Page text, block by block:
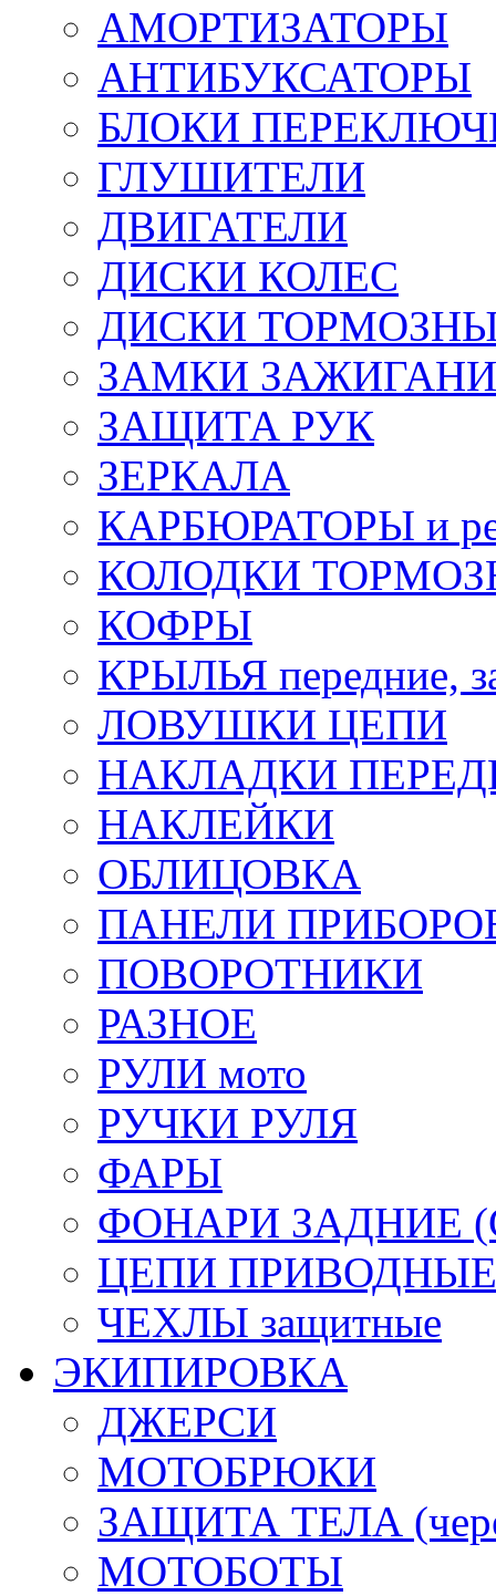
АМОРТИЗАТОРЫ
АНТИБУКСАТОРЫ
БЛОКИ
ГЛУШИТЕЛИ
ДВИГАТЕЛИ
ДИСКИ КОЛЕС
ДИСКИ
ЗАМКИ
ЗАЩИТА РУК
ЗЕРКАЛА
КАРБЮРАТОРЫ и
КОЛОДКИ
КОФРЫ
КРЫЛЬЯ передние,
ЛОВУШКИ ЦЕПИ
НАКЛАДКИ
НАКЛЕЙКИ
ОБЛИЦОВКА
ПАНЕЛИ
ПОВОРОТНИКИ
РАЗНОЕ
РУЛИ мото
РУЧКИ РУЛЯ
ФАРЫ
ФОНАРИ ЗАДНИЕ
ЦЕПИ ПРИВОДНЫЕ
ЧЕХЛЫ защитные
ЭКИПИРОВКА
ДЖЕРСИ
МОТОБРЮКИ
ЗАЩИТА ТЕЛА
МОТОБОТЫ